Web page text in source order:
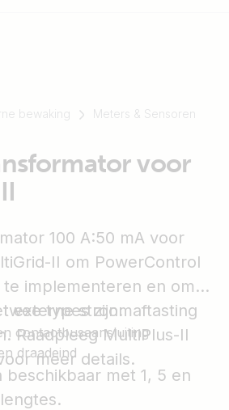
bewaking Meters & Sensoren
voor
100 A:50 mA voor
II om PowerControl
te implementeren en om
externe stroomaftasting
Raadpleeg MultiPlus-II
meer details.
types zijn:
contactbusaansluiting
draadeind
beschikbaar met 1, 5 en